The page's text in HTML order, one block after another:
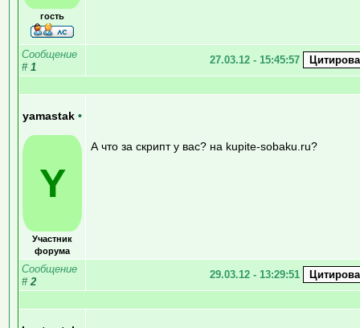
гость
Сообщение
# 1
27.03.12 - 15:45:57
yamastak •
Y
Участник
форума
А что за скрипт у вас? на kupite-sobaku.ru?
Сообщение
# 2
29.03.12 - 13:29:51